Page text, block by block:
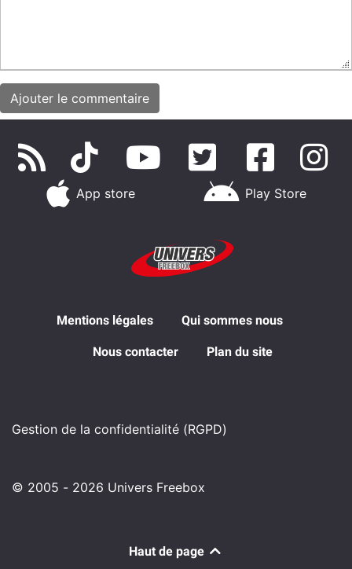
App store Play Store
Mentions légales Qui sommes nous
Nous contacter Plan du site
Gestion de la confidentialité (RGPD)
© 2005 - 2026 Univers Freebox
Haut de page